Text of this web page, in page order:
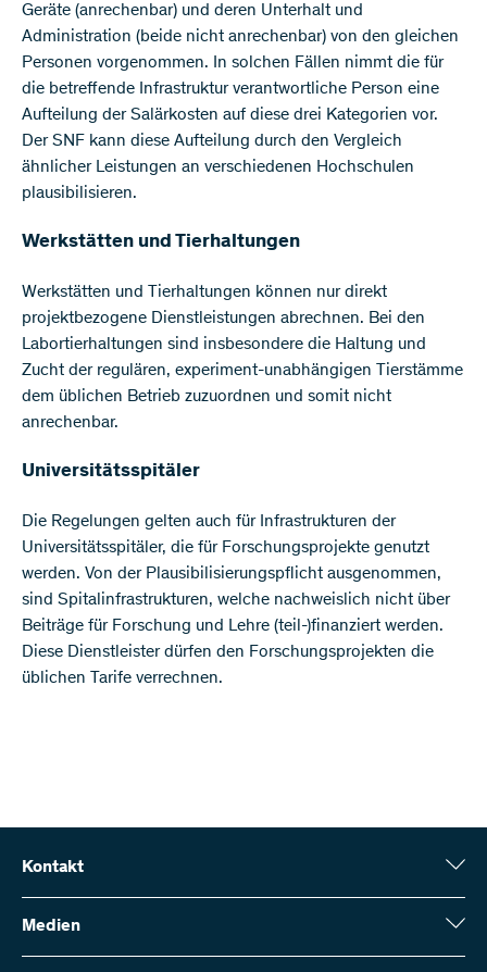
Geräte (anrechenbar) und deren Unterhalt und
Administration (beide nicht anrechenbar) von den gleichen
Personen vorgenommen. In solchen Fällen nimmt die für
die betreffende Infrastruktur verantwortliche Person eine
Aufteilung der Salärkosten auf diese drei Kategorien vor.
Der SNF kann diese Aufteilung durch den Vergleich
ähnlicher Leistungen an verschiedenen Hochschulen
plausibilisieren.​
Werkstätten und Tierhaltungen
Werkstätten und Tierhaltungen können nur direkt
projektbezogene Dienstleistungen abrechnen. Bei den
Labortierhaltungen sind insbesondere die Haltung und
Zucht der regulären, experiment-unabhängigen Tierstämme
dem üblichen Betrieb zuzuordnen und somit nicht
anrechenbar.​
Universitätsspitäler
Die Regelungen gelten auch für Infrastrukturen der
Universitätsspitäler, die für Forschungsprojekte genutzt
werden. Von der Plausibilisierungspflicht ausgenommen,
sind Spitalinfrastrukturen, welche nachweislich nicht über
Beiträge für Forschung und Lehre (teil-)finanziert werden.
Diese Dienstleister dürfen den Forschungsprojekten die
üblichen Tarife verrechnen.​​
Kontakt
Schweizerischer Nationalfonds (SNF)
Wildhainweg 3
Medien
Medienauskünfte